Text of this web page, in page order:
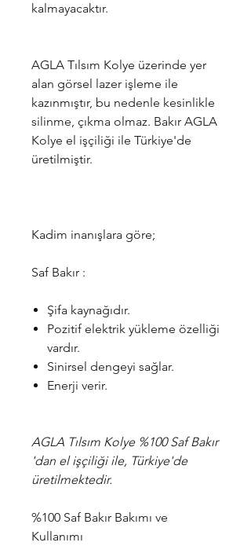
kalmayacaktır.
AGLA Tılsım Kolye üzerinde yer
alan görsel lazer işleme ile
kazınmıştır, bu nedenle kesinlikle
silinme, çıkma olmaz. Bakır AGLA
Kolye el işçiliği ile Türkiye'de
üretilmiştir.
Kadim inanışlara göre;
Saf Bakır :
Şifa kaynağıdır.
Pozitif elektrik yükleme özelliği
vardır.
Sinirsel dengeyi sağlar.
Enerji verir.
AGLA Tılsım Kolye %100 Saf Bakır
'dan el işçiliği ile, Türkiye'de
üretilmektedir.
%100 Saf Bakır Bakımı ve
Kullanımı